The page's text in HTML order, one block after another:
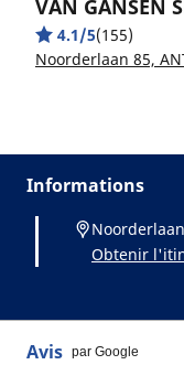
VAN GANSEN
4.1/5(155)
Noorderlaan 85,
Informations
Noorderlaan
Obtenir
Avis par Google